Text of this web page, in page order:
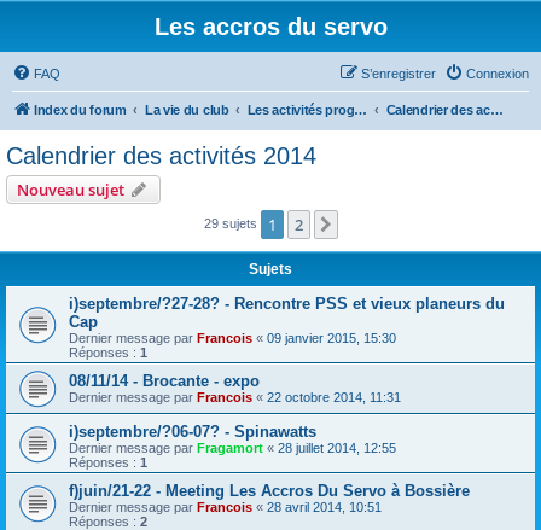
Les accros du servo
FAQ Connexion
S’enregistrer
Index du forum La vie du club Les activités programmées Calendrier des activités 2014
Calendrier des activités 2014
Nouveau sujet
29 sujets 1 2
Sujets
i)septembre/?27-28? - Rencontre PSS et vieux planeurs du
Cap
Dernier message par Francois « 09 janvier 2015, 15:30
Réponses : 1
08/11/14 - Brocante - expo
Dernier message par Francois « 22 octobre 2014, 11:31
i)septembre/?06-07? - Spinawatts
Dernier message par Fragamort « 28 juillet 2014, 12:55
Réponses : 1
f)juin/21-22 - Meeting Les Accros Du Servo à Bossière
Dernier message par Francois « 28 avril 2014, 10:51
Réponses : 2